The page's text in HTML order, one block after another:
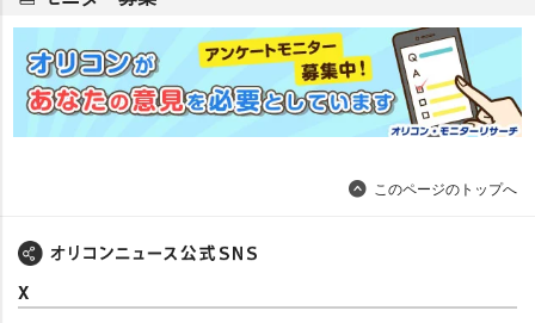
このページのトップへ
X